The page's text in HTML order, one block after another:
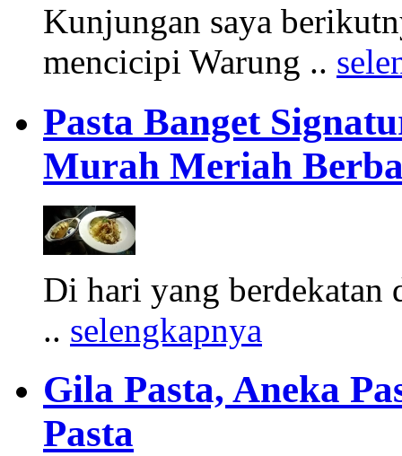
Kunjungan saya
mencicipi Warung ..
Pasta Banget
Murah Meriah
Di hari yang berdekatan
.. selengkapnya
Gila Pasta, Aneka
Pasta